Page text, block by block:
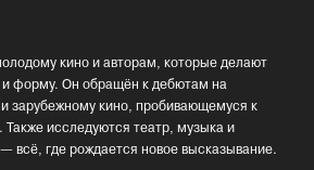
кино и авторам, которые делают
форму. Он обращён к дебютам на
зарубежному кино, пробивающемуся к
Также исследуются театр, музыка и
всё, где рождается новое высказывание.